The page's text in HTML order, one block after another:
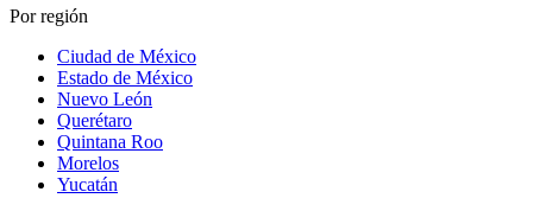
Por región
Ciudad de México
Estado de México
Nuevo León
Querétaro
Quintana Roo
Morelos
Yucatán